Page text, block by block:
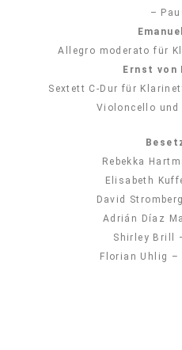
–
Allegro moderato für
Ernst von
Sextett C-Dur für
Violoncello und
Rebekka
Elisabeth
David
Adrián Díaz
Shirley Brill
Florian Uhlig –